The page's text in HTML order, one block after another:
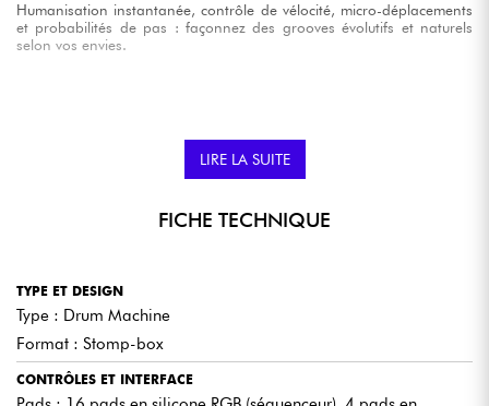
Humanisation instantanée, contrôle de vélocité, micro-déplacements
et probabilités de pas : façonnez des grooves évolutifs et naturels
selon vos envies.
Passez d’un morceau à l’autre, appliquez des effets en temps réel et
changez de pattern sans interruption grâce aux commutateurs
équipement MIDI. Partagez vos patterns avec les grooveboxes
Polyend Play et Play+.
UN CONTRÔLE MAINS LIBRES
LIRE LA SUITE
FICHE TECHNIQUE
TYPE ET DESIGN
Type : Drum Machine
Format : Stomp-box
CONTRÔLES ET INTERFACE